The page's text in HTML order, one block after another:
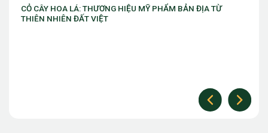
TỪ
VIB ra mắt chương trình “VIB Swing – Mở khóa đặc
làm chủ thời cuộc” với ưu đãi Golf lên đến 10 triệu